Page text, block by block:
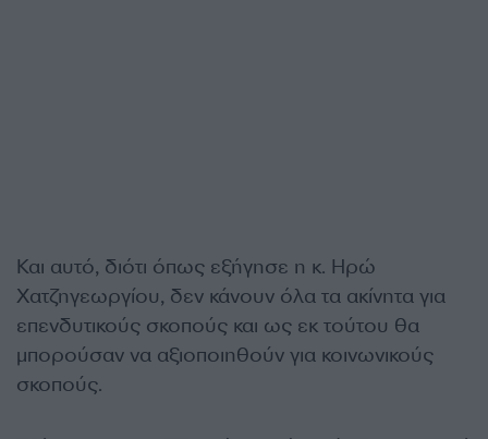
Και αυτό, διότι όπως εξήγησε η κ. Ηρώ
Χατζηγεωργίου, δεν κάνουν όλα τα ακίνητα για
επενδυτικούς σκοπούς και ως εκ τούτου θα
μπορούσαν να αξιοποιηθούν για κοινωνικούς
σκοπούς.